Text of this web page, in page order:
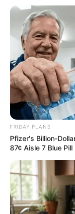
pensandodireita.com
IMAGENS DE
DOS DANOS
VENEZUELA
pensandodireita.com